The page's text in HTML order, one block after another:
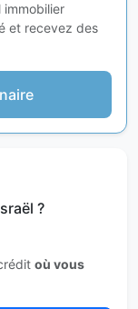
et recevez des
?
où vous